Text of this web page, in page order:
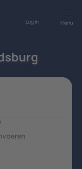
Menu
Log in